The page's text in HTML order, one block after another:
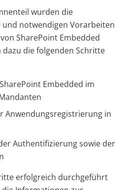
wurden die
notwendigen Vorarbeiten
SharePoint Embedded
die folgenden Schritte
Embedded im
Anwendungsregistrierung in
Authentifizierung sowie der
erfolgreich durchgeführt